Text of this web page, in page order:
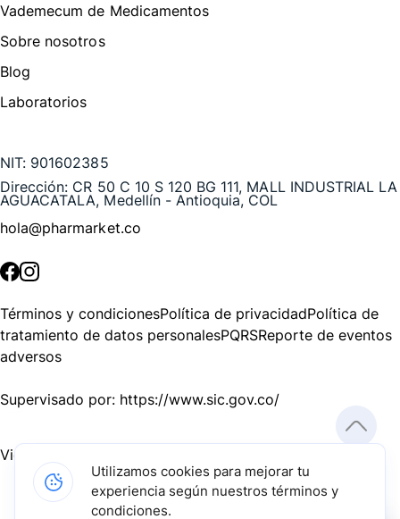
Vademecum de Medicamentos
Sobre nosotros
Blog
Laboratorios
NIT: 901602385
Dirección: CR 50 C 10 S 120 BG 111, MALL INDUSTRIAL LA
AGUACATALA, Medellín - Antioquia, COL
hola@pharmarket.co
Términos y condicionesPolítica de privacidadPolítica de
tratamiento de datos personalesPQRSReporte de eventos
adversos
Supervisado por: https://www.sic.gov.co/
Vigilado por:
Gracias a nuestros impulsadores, podemos presentarte la
Utilizamos cookies para mejorar tu
experiencia según nuestros términos y
condiciones.